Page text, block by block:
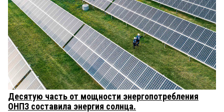
Десятую часть от мощности энергопотребления
ОНПЗ составила энергия солнца.